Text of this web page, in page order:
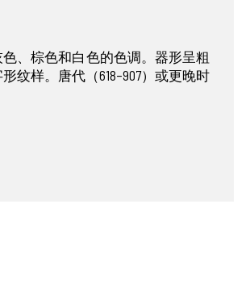
、棕色和白色的色调。器形呈粗
纹样。唐代（618–907）或更晚时